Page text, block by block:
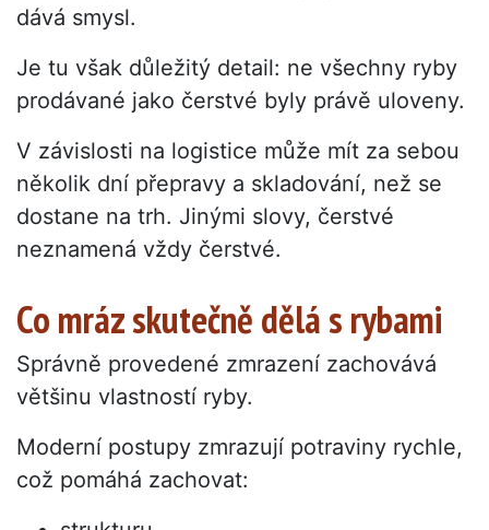
dává smysl.
Je tu však důležitý detail: ne všechny ryby
prodávané jako čerstvé byly právě uloveny.
V závislosti na logistice může mít za sebou
několik dní přepravy a skladování, než se
dostane na trh. Jinými slovy, čerstvé
neznamená vždy čerstvé.
Co mráz skutečně dělá s rybami
Správně provedené zmrazení zachovává
většinu vlastností ryby.
Moderní postupy zmrazují potraviny rychle,
což pomáhá zachovat: